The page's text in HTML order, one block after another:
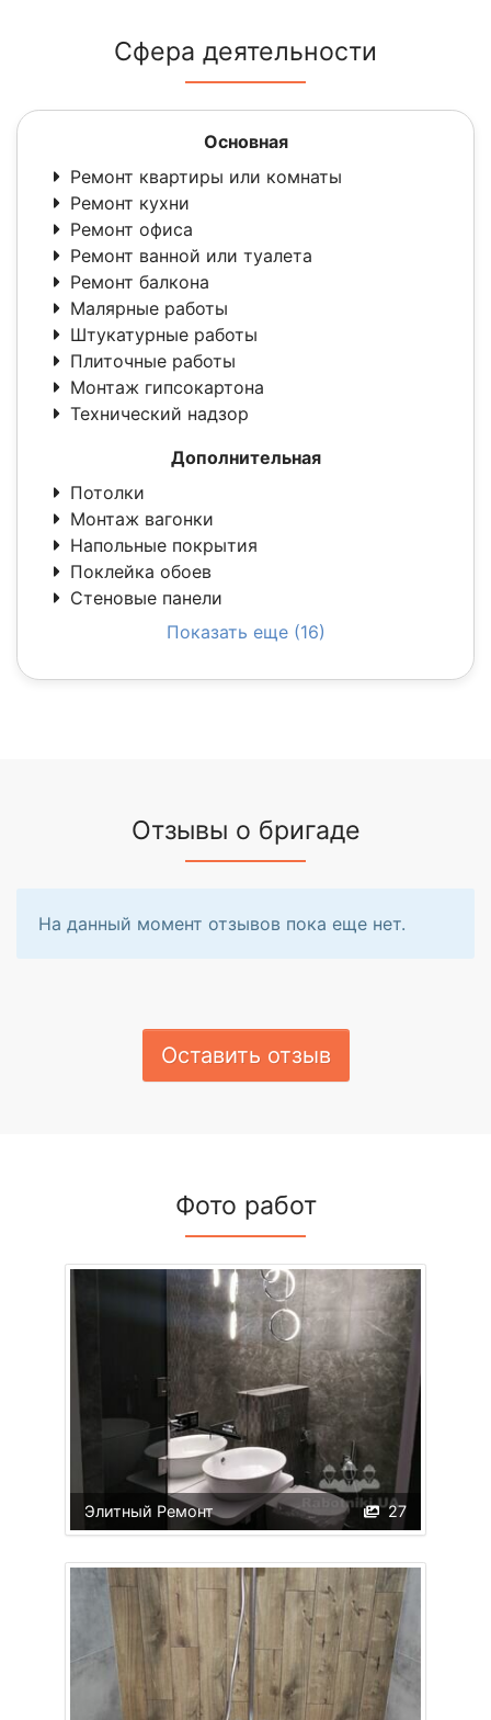
Сфера деятельности
Основная
Ремонт квартиры или комнаты
Ремонт кухни
Ремонт офиса
Ремонт ванной или туалета
Ремонт балкона
Малярные работы
Штукатурные работы
Плиточные работы
Монтаж гипсокартона
Технический надзор
Дополнительная
Потолки
Монтаж вагонки
Напольные покрытия
Поклейка обоев
Стеновые панели
Показать еще (16)
Отзывы о бригаде
На данный момент отзывов пока еще нет.
Оставить отзыв
Фото работ
27
Элитный Ремонт